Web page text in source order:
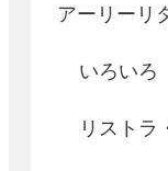
アーリーリ
いろいろ
リストラ